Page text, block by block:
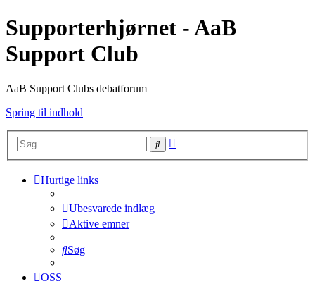
Supporterhjørnet - AaB
Support Club
AaB Support Clubs debatforum
Spring til indhold
Søg
Hurtige links
Ubesvarede indlæg
Aktive emner
Søg
OSS